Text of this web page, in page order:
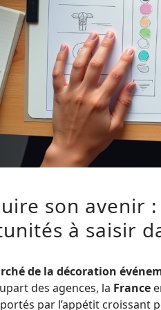
son avenir
à saisir
de la décoration
des agences, la France
par l’appétit croissant